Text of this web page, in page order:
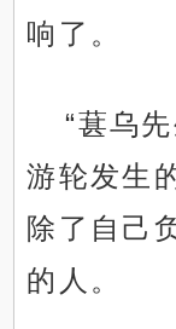
响了。
“葚乌
游轮发生
除了自己
的人。